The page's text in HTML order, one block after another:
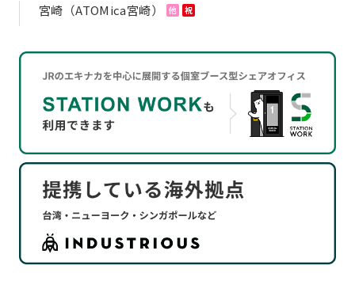
宮崎（ATOMica宮崎） 他 祝